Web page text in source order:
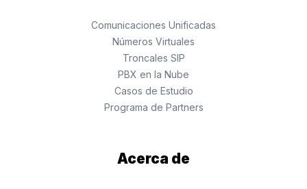
Comunicaciones Unificadas
Números Virtuales
Troncales SIP
PBX en la Nube
Casos de Estudio
Programa de Partners
Acerca de